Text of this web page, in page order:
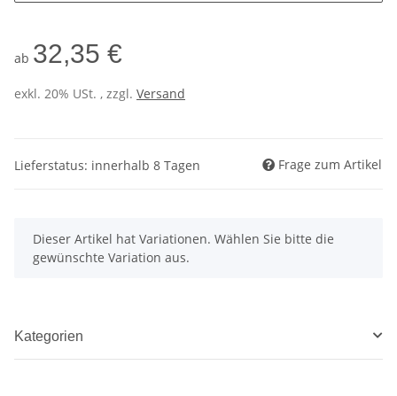
ab 32,35 €
exkl. 20% USt. , zzgl. Versand
Lieferstatus: innerhalb 8 Tagen Frage zum Artikel
x
Dieser Artikel hat Variationen. Wählen Sie bitte die
gewünschte Variation aus.
Kategorien